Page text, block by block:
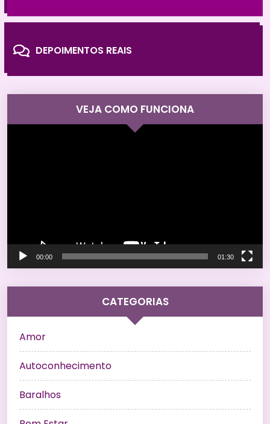
DEPOIMENTOS REAIS
VEJA COMO FUNCIONA
00:00 01:30
CATEGORIAS
Amor
Autoconhecimento
Baralhos